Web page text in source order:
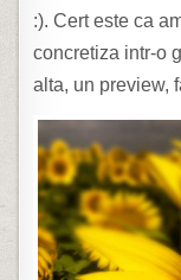
:). Cert este ca
concretiza intr-o
alta, un preview,